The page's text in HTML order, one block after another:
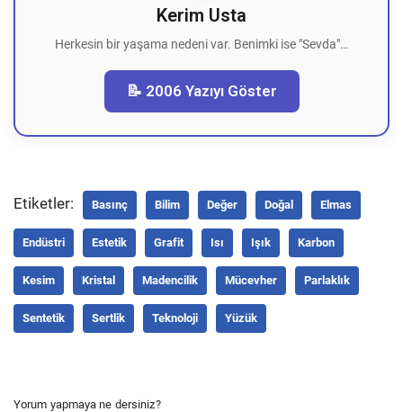
Kerim Usta
Herkesin bir yaşama nedeni var. Benimki ise "Sevda"…
📝 2006 Yazıyı Göster
Etiketler: Basınç Bilim Değer Doğal Elmas
Endüstri Estetik Grafit Isı Işık Karbon
Kesim Kristal Madencilik Mücevher Parlaklık
Sentetik Sertlik Teknoloji Yüzük
Yorum yapmaya ne dersiniz?